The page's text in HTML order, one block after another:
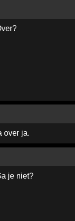
over ja.
je niet?